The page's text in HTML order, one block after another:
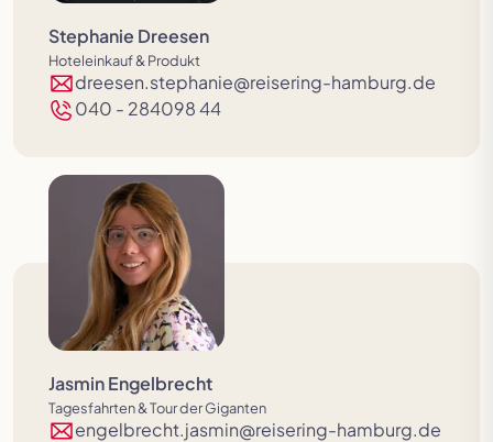
Stephanie Dreesen
Hoteleinkauf & Produkt
dreesen.stephanie@reisering-hamburg.de
040 - 284098 44
Jasmin Engelbrecht
Tagesfahrten & Tour der Giganten
engelbrecht.jasmin@reisering-hamburg.de